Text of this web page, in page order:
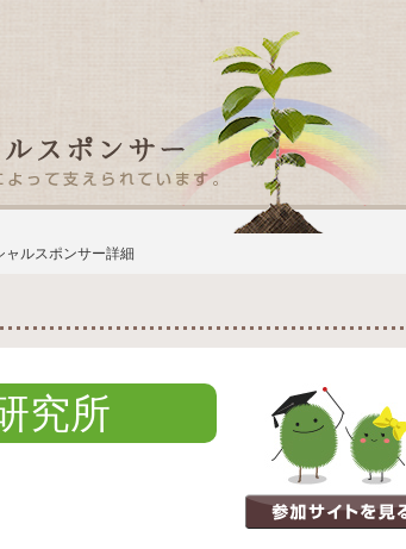
ルスポンサー詳細
究所